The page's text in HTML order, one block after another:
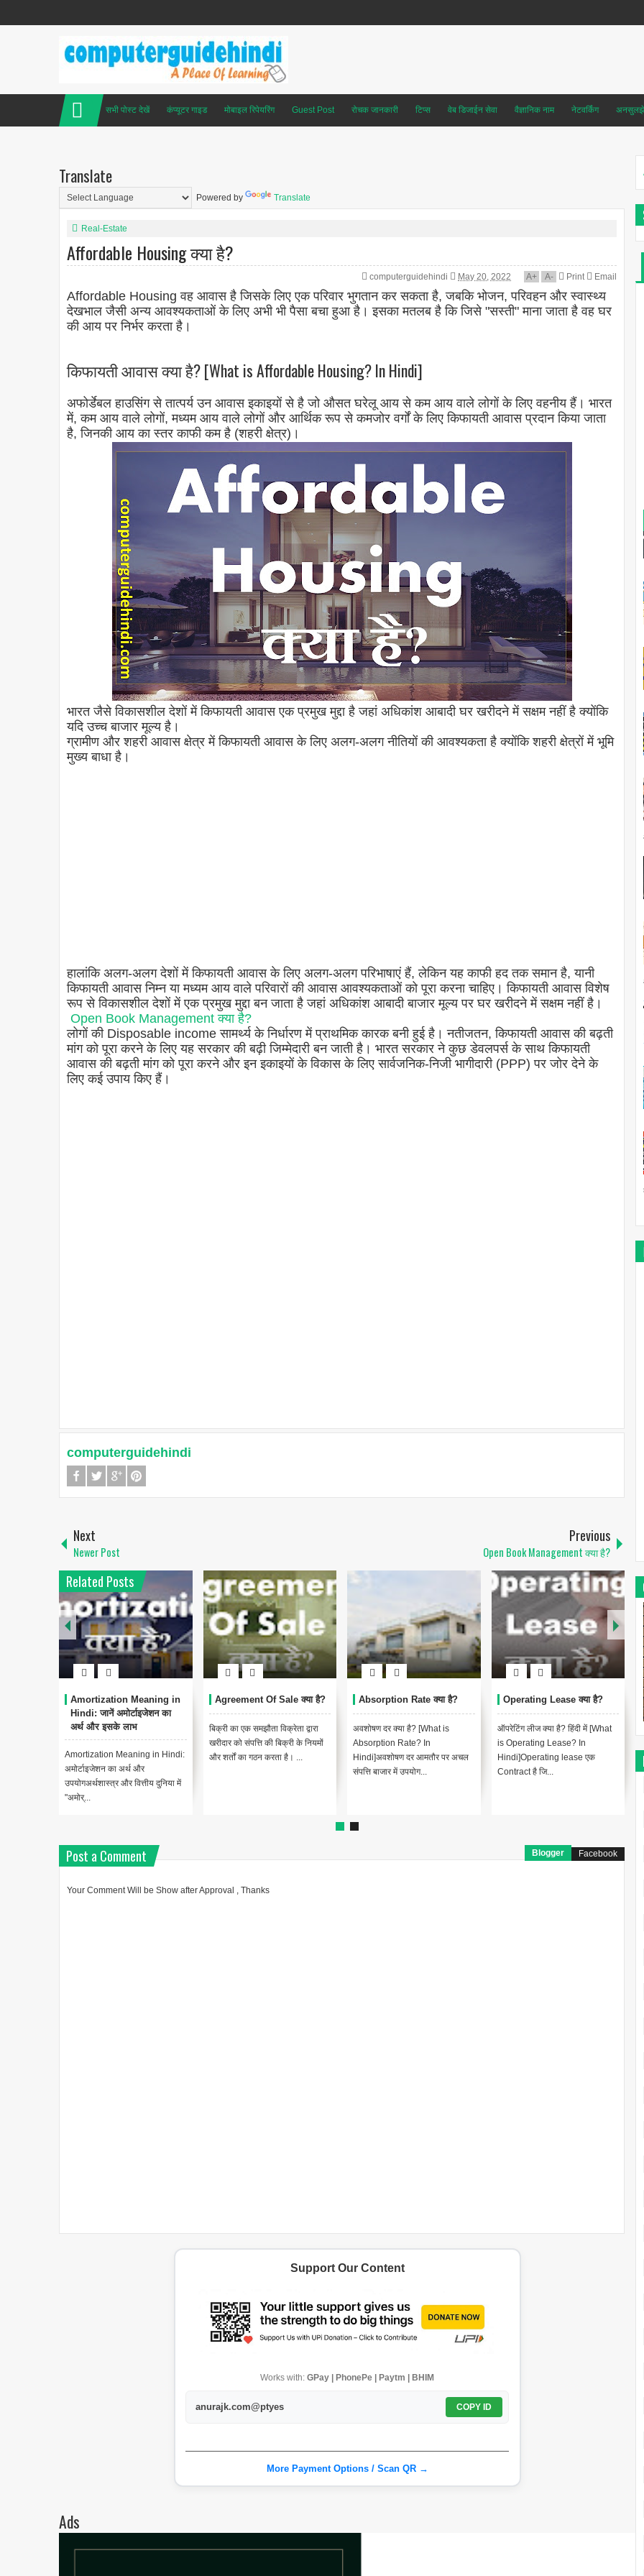
सभी पोस्ट देखें कंप्यूटर गाइड मोबाइल रिपेयरिंग Guest Post रोचक जानकारी टिप्स वेब डिजाईन सेवा वैज्ञानिक नाम नेटवर्किंग अनसुलझे
Translate
Powered by Translate
Real-Estate
Affordable Housing क्या है?
computerguidehindi May 20, 2022 A+ A- Print Email
Affordable Housing वह आवास है जिसके लिए एक परिवार भुगतान कर सकता है, जबकि भोजन, परिवहन और स्वास्थ्य
देखभाल जैसी अन्य आवश्यकताओं के लिए अभी भी पैसा बचा हुआ है। इसका मतलब है कि जिसे "सस्ती" माना जाता है वह घर
की आय पर निर्भर करता है।
किफायती आवास क्या है? [What is Affordable Housing? In Hindi]
अफोर्डेबल हाउसिंग से तात्पर्य उन आवास इकाइयों से है जो औसत घरेलू आय से कम आय वाले लोगों के लिए वहनीय हैं। भारत
में, कम आय वाले लोगों, मध्यम आय वाले लोगों और आर्थिक रूप से कमजोर वर्गों के लिए किफायती आवास प्रदान किया जाता
है, जिनकी आय का स्तर काफी कम है (शहरी क्षेत्र)।
भारत जैसे विकासशील देशों में किफायती आवास एक प्रमुख मुद्दा है जहां अधिकांश आबादी घर खरीदने में सक्षम नहीं है क्योंकि
यदि उच्च बाजार मूल्य है।
ग्रामीण और शहरी आवास क्षेत्र में किफायती आवास के लिए अलग-अलग नीतियों की आवश्यकता है क्योंकि शहरी क्षेत्रों में भूमि
मुख्य बाधा है।
हालांकि अलग-अलग देशों में किफायती आवास के लिए अलग-अलग परिभाषाएं हैं, लेकिन यह काफी हद तक समान है, यानी
किफायती आवास निम्न या मध्यम आय वाले परिवारों की आवास आवश्यकताओं को पूरा करना चाहिए। किफायती आवास विशेष
रूप से विकासशील देशों में एक प्रमुख मुद्दा बन जाता है जहां अधिकांश आबादी बाजार मूल्य पर घर खरीदने में सक्षम नहीं है।
Open Book Management क्या है?
लोगों की Disposable income सामर्थ्य के निर्धारण में प्राथमिक कारक बनी हुई है। नतीजतन, किफायती आवास की बढ़ती
मांग को पूरा करने के लिए यह सरकार की बढ़ी जिम्मेदारी बन जाती है। भारत सरकार ने कुछ डेवलपर्स के साथ किफायती
आवास की बढ़ती मांग को पूरा करने और इन इकाइयों के विकास के लिए सार्वजनिक-निजी भागीदारी (PPP) पर जोर देने के
लिए कई उपाय किए हैं।
computerguidehindi
Next
Newer Post
Previous
Open Book Management क्या है?
Related Posts
Amortization Meaning in
Hindi: जानें अमोर्टाइजेशन का
अर्थ और इसके लाभ
Amortization Meaning in Hindi:
अमोर्टाइजेशन का अर्थ और
उपयोगअर्थशास्त्र और वित्तीय दुनिया में
"अमोर्...
Agreement Of Sale क्या है?
बिक्री का एक समझौता विक्रेता द्वारा
खरीदार को संपत्ति की बिक्री के नियमों
और शर्तों का गठन करता है। ...
Absorption Rate क्या है?
अवशोषण दर क्या है? [What is
Absorption Rate? In
Hindi]अवशोषण दर आमतौर पर अचल
संपत्ति बाजार में उपयोग...
Operating Lease क्या है?
ऑपरेटिंग लीज क्या है? हिंदी में [What
is Operating Lease? In
Hindi]Operating lease एक
Contract है जि...
Post a Comment Blogger Facebook
Your Comment Will be Show after Approval , Thanks
Support Our Content
Works with:GPay | PhonePe | Paytm | BHIM
anurajk.com@ptyes COPY ID
More Payment Options / Scan QR →
Ads